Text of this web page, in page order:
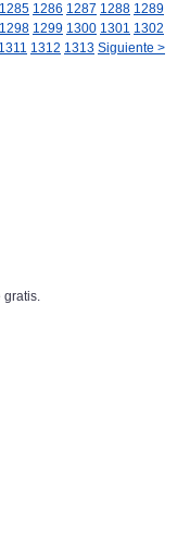
1285 1286 1287 1288 1289
1298 1299 1300 1301 1302
1311 1312 1313 Siguiente >
gratis.